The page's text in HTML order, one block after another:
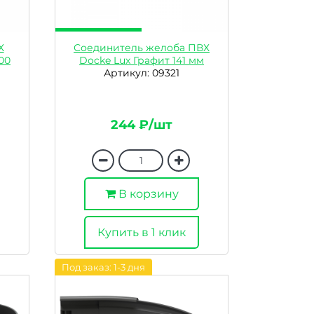
Соединитель желоба ПВХ
Docke Lux Графит 141 мм
Артикул: 09321
244 ₽/шт
В корзину
Купить в 1 клик
Под заказ: 1-3 дня